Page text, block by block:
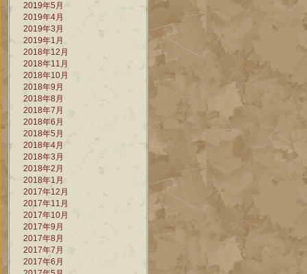
2019年5月
2019年4月
2019年3月
2019年1月
2018年12月
2018年11月
2018年10月
2018年9月
2018年8月
2018年7月
2018年6月
2018年5月
2018年4月
2018年3月
2018年2月
2018年1月
2017年12月
2017年11月
2017年10月
2017年9月
2017年8月
2017年7月
2017年6月